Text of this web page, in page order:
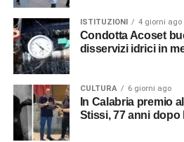
ISTITUZIONI 4 giorni ago
Condotta Acoset
disservizi idrici in
CULTURA 6 giorni ago
In Calabria premio
Stissi, 77 anni dopo